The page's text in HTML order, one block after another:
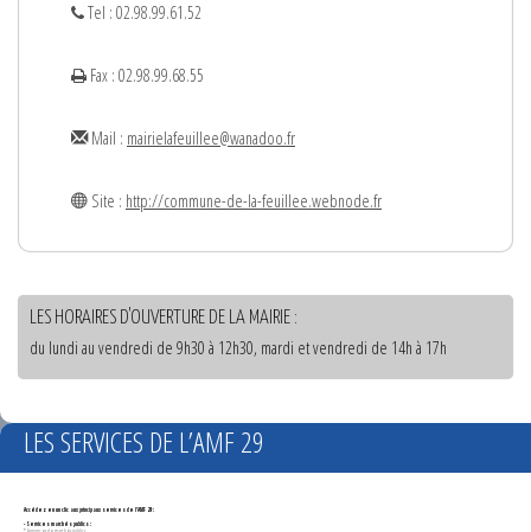
Tel : 02.98.99.61.52
Fax : 02.98.99.68.55
Mail : mairielafeuillee@wanadoo.fr
Site : http://commune-de-la-feuillee.webnode.fr
LES HORAIRES D'OUVERTURE DE LA MAIRIE :
du lundi au vendredi de 9h30 à 12h30, mardi et vendredi de 14h à 17h
LES SERVICES DE L’AMF 29
Accédez en un clic aux principaux services de l'AMF 29 :
- Services marchés publics :
*Annonces de marchés publics